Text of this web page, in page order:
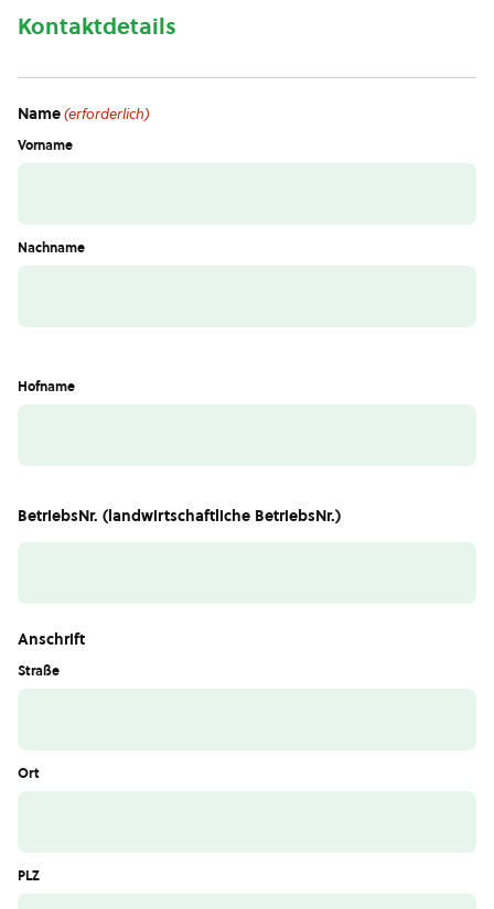
Kontaktdetails
Name(erforderlich)
Vorname
Nachname
Hofname
BetriebsNr. (landwirtschaftliche BetriebsNr.)
Anschrift
Straße
Ort
PLZ